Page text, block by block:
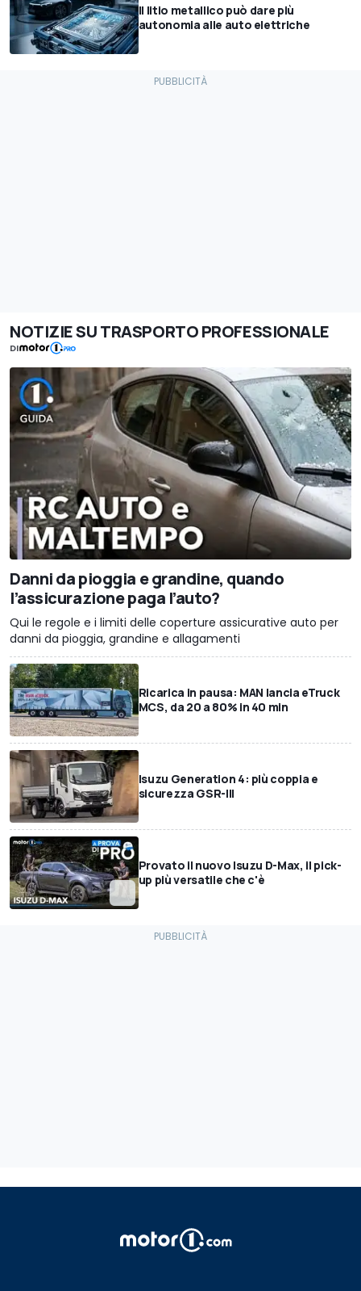
Il litio metallico può dare più
autonomia alle auto elettriche
NOTIZIE SU TRASPORTO PROFESSIONALE
DI
Danni da pioggia e grandine, quando
l’assicurazione paga l’auto?
Qui le regole e i limiti delle coperture assicurative auto per
danni da pioggia, grandine e allagamenti
Ricarica in pausa: MAN lancia eTruck
MCS, da 20 a 80% in 40 min
Isuzu Generation 4: più coppia e
sicurezza GSR-III
Provato il nuovo Isuzu D-Max, il pick-
up più versatile che c'è